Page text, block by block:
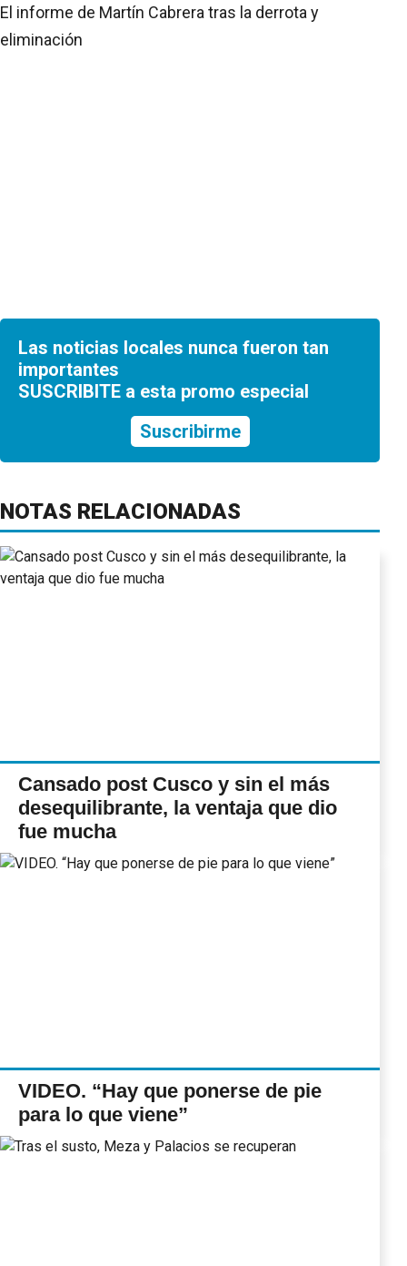
El informe de Martín Cabrera tras la derrota y
eliminación
Las noticias locales nunca fueron tan
importantes
SUSCRIBITE a esta promo especial
Suscribirme
NOTAS RELACIONADAS
Cansado post Cusco y sin el más
desequilibrante, la ventaja que dio
fue mucha
VIDEO. “Hay que ponerse de pie
para lo que viene”